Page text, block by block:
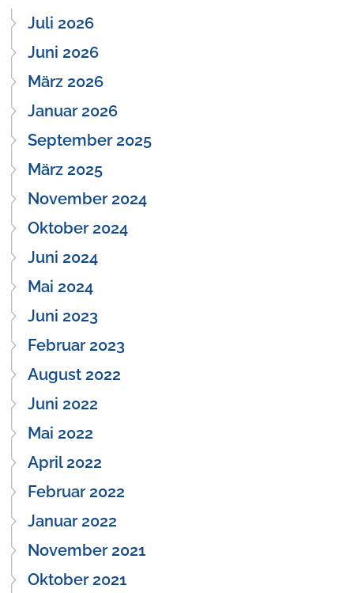
Juli 2026
Juni 2026
März 2026
Januar 2026
September 2025
März 2025
November 2024
Oktober 2024
Juni 2024
Mai 2024
Juni 2023
Februar 2023
August 2022
Juni 2022
Mai 2022
April 2022
Februar 2022
Januar 2022
November 2021
Oktober 2021